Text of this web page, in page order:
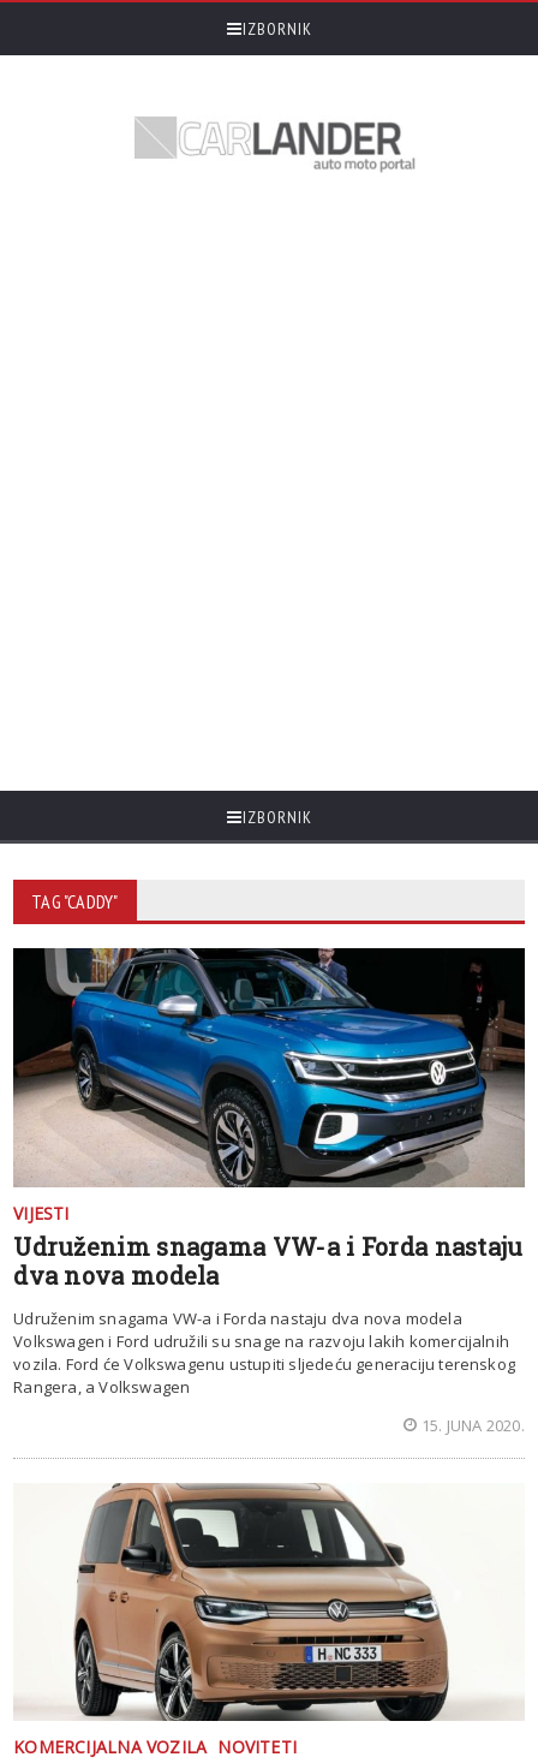
IZBORNIK
IZBORNIK
TAG "CADDY"
VIJESTI
Udruženim snagama VW-a i Forda nastaju
dva nova modela
Udruženim snagama VW-a i Forda nastaju dva nova modela
Volkswagen i Ford udružili su snage na razvoju lakih komercijalnih
vozila. Ford će Volkswagenu ustupiti sljedeću generaciju terenskog
Rangera, a Volkswagen
15. JUNA 2020.
KOMERCIJALNA VOZILA NOVITETI